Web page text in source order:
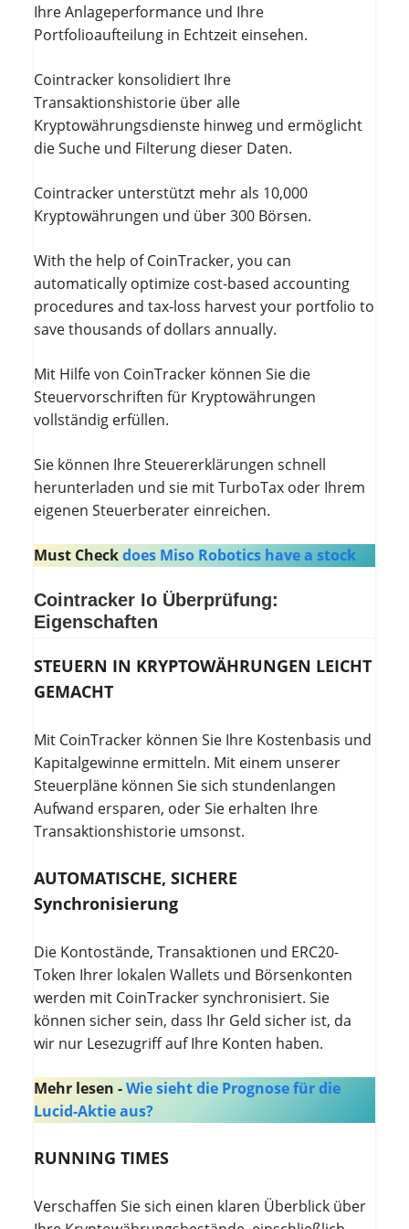
Ihre Anlageperformance und Ihre
Portfolioaufteilung in Echtzeit einsehen.
Cointracker konsolidiert Ihre
Transaktionshistorie über alle
Kryptowährungsdienste hinweg und ermöglicht
die Suche und Filterung dieser Daten.
Cointracker unterstützt mehr als 10,000
Kryptowährungen und über 300 Börsen.
With the help of CoinTracker, you can
automatically optimize cost-based accounting
procedures and tax-loss harvest your portfolio to
save thousands of dollars annually.
Mit Hilfe von CoinTracker können Sie die
Steuervorschriften für Kryptowährungen
vollständig erfüllen.
Sie können Ihre Steuererklärungen schnell
herunterladen und sie mit TurboTax oder Ihrem
eigenen Steuerberater einreichen.
Must Checkdoes Miso Robotics have a stock
Cointracker Io Überprüfung:
Eigenschaften
STEUERN IN KRYPTOWÄHRUNGEN LEICHT
GEMACHT
Mit CoinTracker können Sie Ihre Kostenbasis und
Kapitalgewinne ermitteln. Mit einem unserer
Steuerpläne können Sie sich stundenlangen
Aufwand ersparen, oder Sie erhalten Ihre
Transaktionshistorie umsonst.
AUTOMATISCHE, SICHERE
Synchronisierung
Die Kontostände, Transaktionen und ERC20-
Token Ihrer lokalen Wallets und Börsenkonten
werden mit CoinTracker synchronisiert. Sie
können sicher sein, dass Ihr Geld sicher ist, da
wir nur Lesezugriff auf Ihre Konten haben.
Mehr lesen -Wie sieht die Prognose für die
Lucid-Aktie aus?
RUNNING TIMES
Verschaffen Sie sich einen klaren Überblick über